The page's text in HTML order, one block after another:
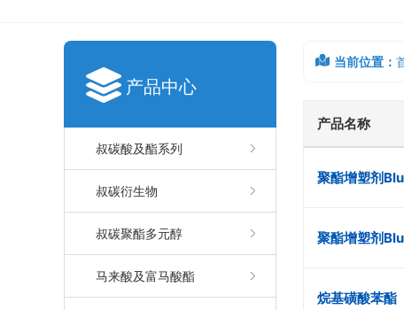
产品中心
叔碳酸及酯系列
叔碳衍生物
叔碳聚酯多元醇
马来酸及富马酸酯
当前位置：
产品名称
聚酯增塑剂
聚酯增塑剂
烷基磺酸苯酯